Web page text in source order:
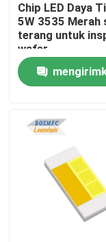
Rumah
Produk
Video
Tampilan VR
Tentang kita
Chip LED Daya
5W 3535 Merah
terang untuk
wafer